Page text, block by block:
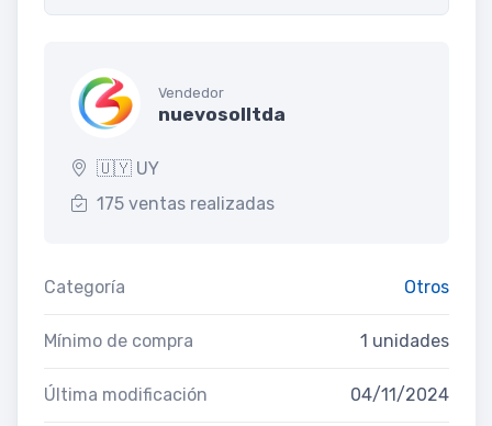
Vendedor
nuevosolltda
🇺🇾 UY
175 ventas realizadas
Categoría Otros
Mínimo de compra 1 unidades
Última modificación 04/11/2024